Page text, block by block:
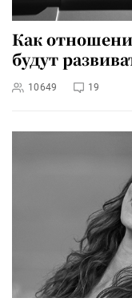
Как
будут
10649 19